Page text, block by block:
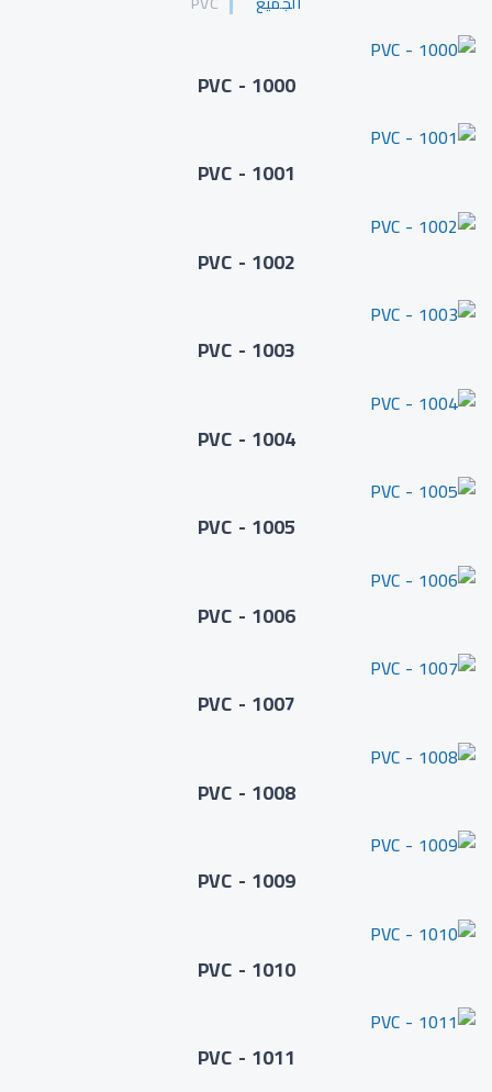
PVC - 1000
PVC - 1001
PVC - 1002
PVC - 1003
PVC - 1004
PVC - 1005
PVC - 1006
PVC - 1007
PVC - 1008
PVC - 1009
PVC - 1010
PVC - 1011